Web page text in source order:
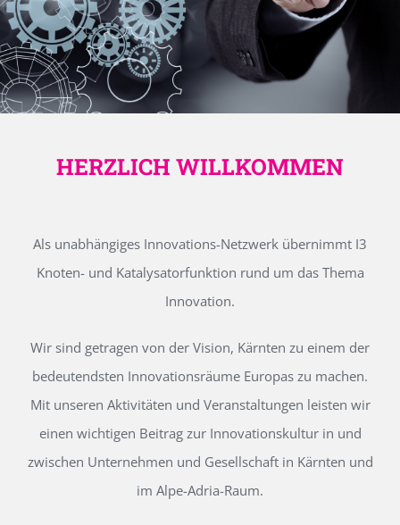
HERZLICH WILLKOMMEN
Als unabhängiges Innovations-Netzwerk übernimmt I3
Knoten- und Katalysatorfunktion rund um das Thema
Innovation.
Wir sind getragen von der Vision, Kärnten zu einem der
bedeutendsten Innovationsräume Europas zu machen.
Mit unseren Aktivitäten und Veranstaltungen leisten wir
einen wichtigen Beitrag zur Innovationskultur in und
zwischen Unternehmen und Gesellschaft in Kärnten und
im Alpe-Adria-Raum.